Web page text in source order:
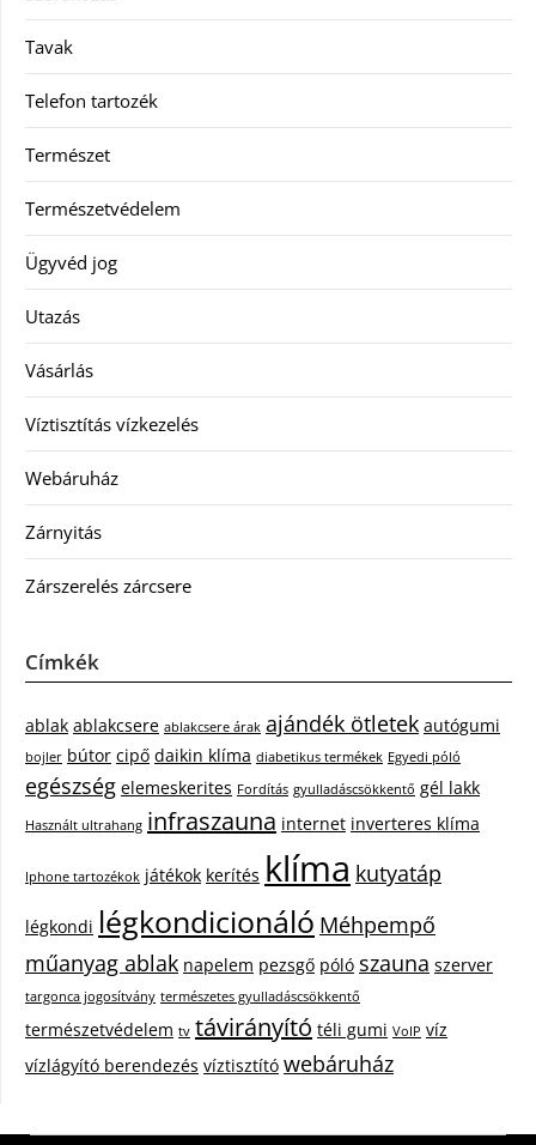
Tavak
Telefon tartozék
Természet
Természetvédelem
Ügyvéd jog
Utazás
Vásárlás
Víztisztítás vízkezelés
Webáruház
Zárnyitás
Zárszerelés zárcsere
Címkék
ablak ablakcsere ablakcsere árak ajándék ötletek autógumi
bojler bútor cipő daikin klíma diabetikus termékek Egyedi póló
egészség elemeskerites Fordítás gyulladáscsökkentő gél lakk
Használt ultrahang infraszauna internet inverteres klíma
Iphone tartozékok játékok kerítés klíma kutyatáp
légkondi légkondicionáló Méhpempő
műanyag ablak napelem pezsgő póló szauna szerver
targonca jogosítvány természetes gyulladáscsökkentő
természetvédelem tv távirányító téli gumi VoIP víz
vízlágyító berendezés víztisztító webáruház